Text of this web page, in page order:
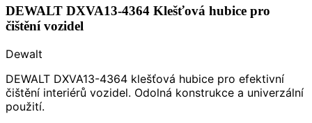
DEWALT DXVA13-4364 Klešťová hubice pro
čištění vozidel
Dewalt
DEWALT DXVA13-4364 klešťová hubice pro efektivní
čištění interiérů vozidel. Odolná konstrukce a univerzální
použití.